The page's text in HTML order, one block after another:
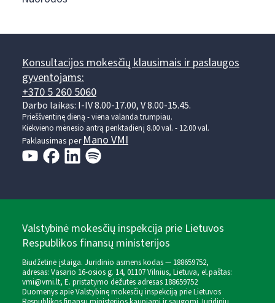
Konsultacijos mokesčių klausimais ir paslaugos
gyventojams:
+370 5 260 5060
Darbo laikas: I-IV 8.00-17.00, V 8.00-15.45.
Prieššventinę dieną - viena valanda trumpiau.
Kiekvieno mėnesio antrą penktadienį 8.00 val. - 12.00 val.
Paklausimas perMano VMI
Valstybinė mokesčių inspekcija prie Lietuvos
Respublikos finansų ministerijos
Biudžetinė įstaiga. Juridinio asmens kodas — 188659752,
adresas: Vasario 16-osios g. 14, 01107 Vilnius, Lietuva, el.paštas:
vmi@vmi.lt, E. pristatymo dėžutės adresas 188659752
Duomenys apie Valstybinę mokesčių inspekciją prie Lietuvos